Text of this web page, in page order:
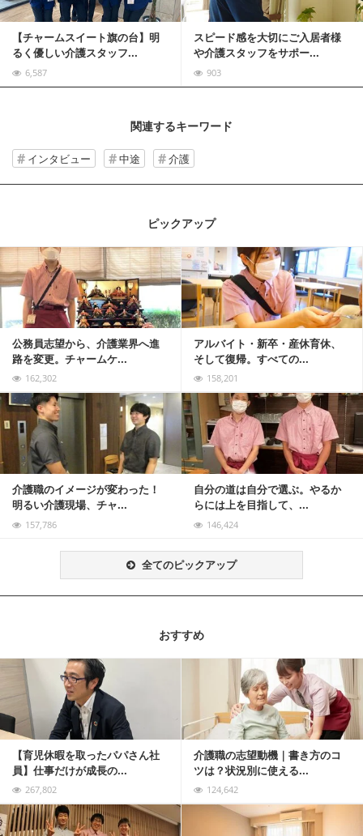
【チャームスイート旗の台】明
るく優しい介護スタッフ...
6,587
スピード感を大切にご入居者様
や介護スタッフをサポー...
903
関連するキーワード
インタビュー 中途 介護
ピックアップ
公務員志望から、介護業界へ進
路を変更。チャームケ...
162,302
アルバイト・新卒・産休育休、
そして復帰。すべての...
158,201
記事を読む
介護職のイメージが変わった！
明るい介護現場、チャ...
157,786
自分の道は自分で選ぶ。やるか
らには上を目指して、...
146,424
記事を読む
全てのピックアップ
おすすめ
【育児休暇を取ったパパさん社
員】仕事だけが成長の...
267,802
介護職の志望動機｜書き方のコ
ツは？状況別に使える...
124,642
記事を読む